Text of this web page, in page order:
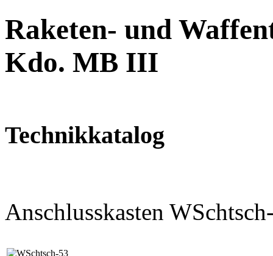
Raketen- und
Kdo. MB III
Technikkatalog
Anschlusskasten